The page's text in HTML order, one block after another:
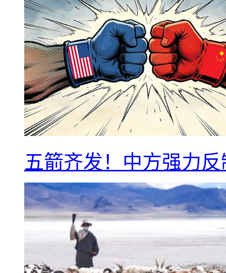
五箭齐发！中方强力